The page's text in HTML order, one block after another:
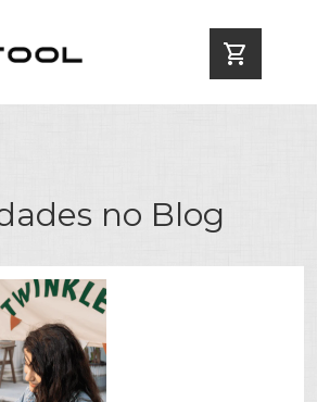
shopping_cart
no Blog